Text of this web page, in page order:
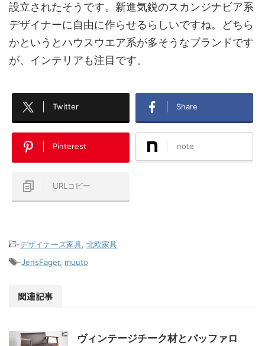
設立されたそうです。新進気鋭のスカンジナビア系
デザイナーに自由に作らせるらしいですね。どちら
かというとハウスウエア系が多そうなブランドです
が、インテリアも注目です。
Twitter Share
Pinterest note
URLコピー
-デザイナーズ家具, 北欧家具
-JensFager, muuto
関連記事
ヴィンテージチーク材とバッファロ